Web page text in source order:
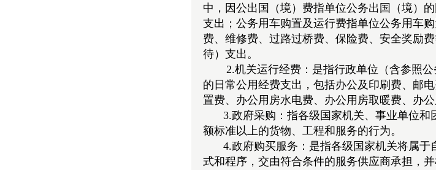
中，因公出国（境）费指单位公务出国（境）
支出；公务用车购置及运行费指单位公务用车
费、维修费、过路过桥费、保险费、安全奖励
待）支出。
2.机关运行经费：是指行政单位（含参照
的日常公用经费支出，包括办公及印刷费、邮
置费、办公用房水电费、办公用房取暖费、办
3.政府采购：指各级国家机关、事业单位
额标准以上的货物、工程和服务的行为。
4.政府购买服务：是指各级国家机关将属
式和程序，交由符合条件的服务供应商承担，